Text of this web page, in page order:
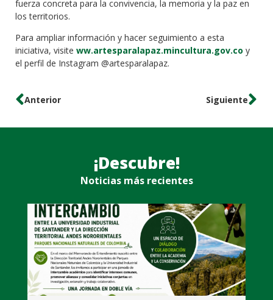
fuerza concreta para la convivencia, la memoria y la paz en
los territorios.
Para ampliar información y hacer seguimiento a esta
iniciativa, visite ww.artesparalapaz.mincultura.gov.co y
el perfil de Instagram @artesparalapaz.
Anterior Siguiente
¡Descubre!
Noticias más recientes